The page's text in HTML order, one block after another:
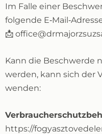
Im Falle einer
folgende
📩
Kann die Beschwerde
werden, kann sich der
wenden:
https://